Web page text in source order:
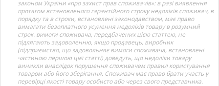
законом України «про захист прав споживачів»: в разі виявлення
протягом встановленого гарантійного строку недоліків споживач, в
порядку та в строки, встановлені законодавством, має право
вимагати безоплатного усунення недоліків товару в розумний
строк. вимоги споживача, передбачених цією статтею, не
підлягають задоволенню, якщо продавець, виробник
(підприємство, що задовольняє вимоги споживача, встановлені
частиною першою цієї статті) доведуть, що недоліки товару
виникли внаслідок порушення споживачем правил користування
товаром або його зберігання. Споживач має право брати участь у
перевірці якості товару особисто або через свого представника.